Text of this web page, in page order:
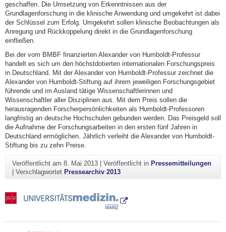
geschaffen. Die Umsetzung von Erkenntnissen aus der
Grundlagenforschung in die klinische Anwendung und umgekehrt ist dabei
der Schlüssel zum Erfolg. Umgekehrt sollen klinische Beobachtungen als
Anregung und Rückkoppelung direkt in die Grundlagenforschung
einfließen.
Bei der vom BMBF finanzierten Alexander von Humboldt-Professur
handelt es sich um den höchstdotierten internationalen Forschungspreis
in Deutschland. Mit der Alexander von Humboldt-Professur zeichnet die
Alexander von Humboldt-Stiftung auf ihrem jeweiligen Forschungsgebiet
führende und im Ausland tätige Wissenschaftlerinnen und
Wissenschaftler aller Disziplinen aus. Mit dem Preis sollen die
herausragenden Forscherpersönlichkeiten als Humboldt-Professoren
langfristig an deutsche Hochschulen gebunden werden. Das Preisgeld soll
die Aufnahme der Forschungsarbeiten in den ersten fünf Jahren in
Deutschland ermöglichen. Jährlich verleiht die Alexander von Humboldt-
Stiftung bis zu zehn Preise.
Veröffentlicht am 8. Mai 2013| Veröffentlicht in Pressemitteilungen
| Verschlagwortet Pressearchiv 2013